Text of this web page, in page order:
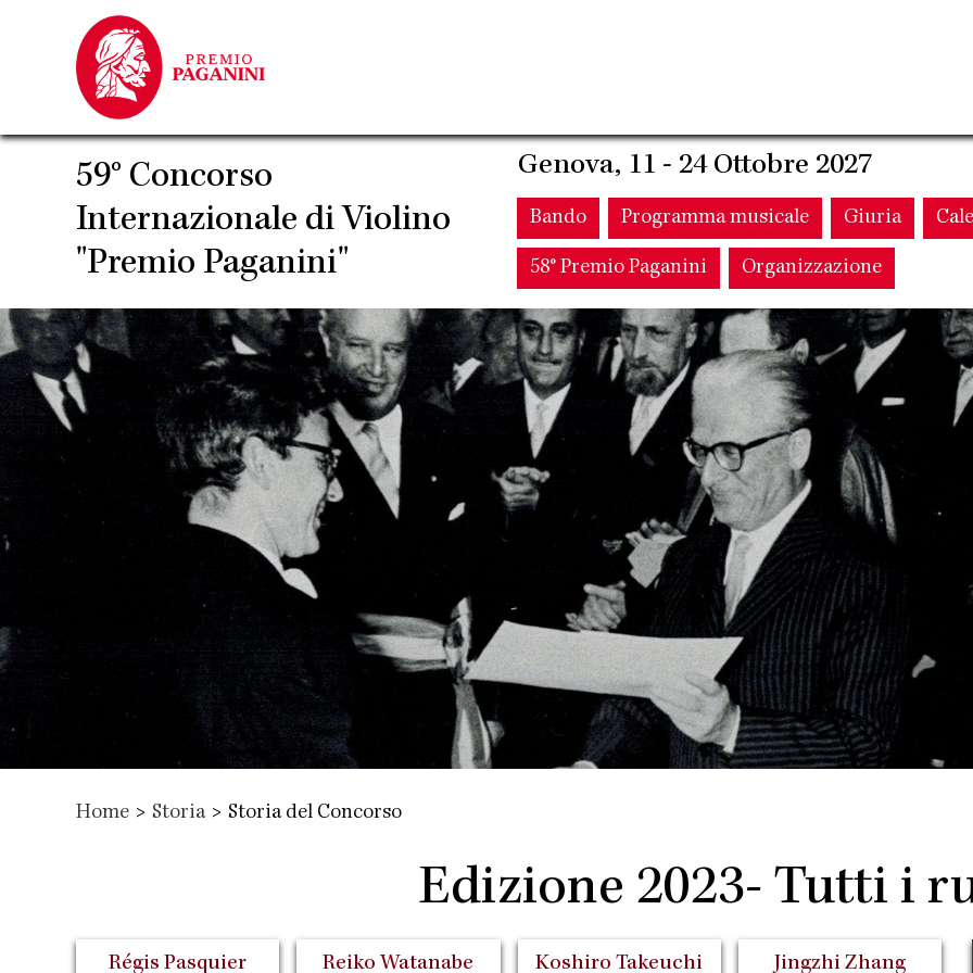
contenuto
principale
59° Concorso
Internazionale di Violino
"Premio Paganini"
Genova, 11 - 24 Ottobre 2027
Main
navigation
Bando Programma musicale Giuria
58° Premio Paganini Organizzazione
Home > Storia > Storia del Concorso
Edizione 2023- Tutti i
Régis Pasquier Reiko Watanabe Koshiro Takeuchi Jingzhi Zhang